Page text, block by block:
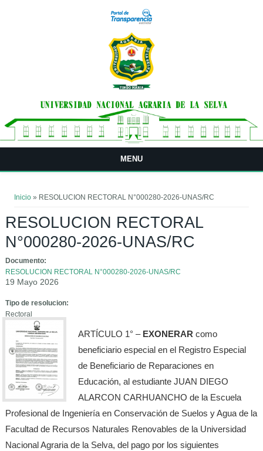
MENU
Inicio » RESOLUCION RECTORAL N°000280-2026-UNAS/RC
RESOLUCION RECTORAL
N°000280-2026-UNAS/RC
Documento:
RESOLUCION RECTORAL N°000280-2026-UNAS/RC
19 Mayo 2026
Tipo de resolucion:
Rectoral
ARTÍCULO 1° – EXONERAR como
beneficiario especial en el Registro Especial
de Beneficiario de Reparaciones en
Educación, al estudiante JUAN DIEGO
ALARCON CARHUANCHO de la Escuela
Profesional de Ingeniería en Conservación de Suelos y Agua de la
Facultad de Recursos Naturales Renovables de la Universidad
Nacional Agraria de la Selva, del pago por los siguientes